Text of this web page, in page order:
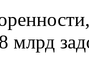
млрд